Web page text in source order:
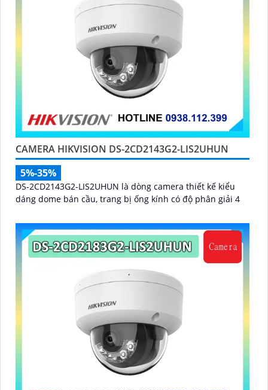
CAMERA HIKVISION DS-2CD2143G2-LIS2UHUN
5%-35%
DS-2CD2143G2-LIS2UHUN là dòng camera thiết kế kiểu
dáng dome bán cầu, trang bị ống kính có độ phân giải 4